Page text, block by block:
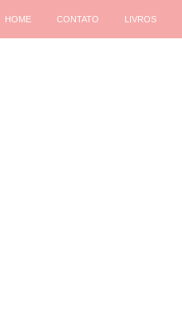
HOME CONTATO LIVROS